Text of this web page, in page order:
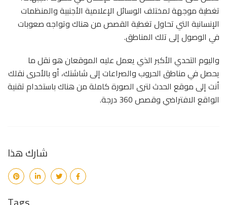
تغطية موجهة لمختلف الوسائل الإعلامية الأجنبية والمنظمات
الإنسانية التي تحاول تغطية القصص من هناك وتواجه صعوبات
في الوصول إلى تلك المناطق.
واليوم التحدي الأكبر الذي يعمل عليه الموقعان هو نقل ما
يحصل في مناطق الحروب والصراعات إلى شاشتك، أو بالأحرى نقلك
أنت إلى موقع الحدث لترى الصورة كاملة من هناك باستخدام تقنية
الواقع الافتراضي وقصص 360 درجة.
شارك هذا